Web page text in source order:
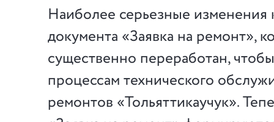
Наиболее серьезные изменения
документа «Заявка на ремонт»,
существенно переработан,
процессам технического
ремонтов «Тольяттикаучук».